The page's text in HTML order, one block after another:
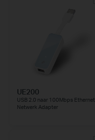
UE200
USB 2.0 naar 100Mbps Ethernet
Netwerk Adapter